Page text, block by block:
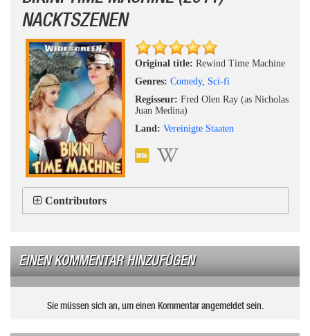
NACKTSZENEN
Original title: Rewind Time Machine
Genres: Comedy, Sci-fi
Regisseur: Fred Olen Ray (as Nicholas
Juan Medina)
Land: Vereinigte Staaten
Contributors
EINEN KOMMENTAR HINZUFÜGEN
Sie müssen sich an, um einen Kommentar angemeldet sein.